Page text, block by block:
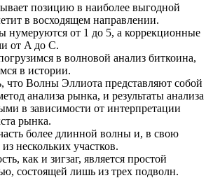
позицию в наиболее выгодной
в восходящем направлении.
нумеруются от 1 до 5, а коррекционные
от A до C.
в волновой анализ биткоина,
в истории.
что Волны Эллиота представляют собой
анализа рынка, и результаты анализа
в зависимости от интерпретации
рынка.
более длинной волны и, в свою
нескольких участков.
как и зигзаг, является простой
состоящей лишь из трех подволн.